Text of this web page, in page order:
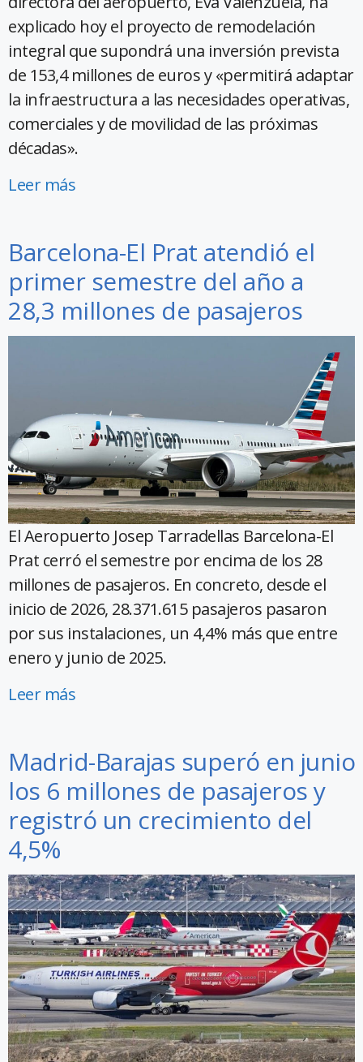
explicado hoy el proyecto de remodelación
integral que supondrá una inversión prevista
de 153,4 millones de euros y «permitirá adaptar
la infraestructura a las necesidades operativas,
comerciales y de movilidad de las próximas
décadas».
Leer más
Barcelona-El Prat atendió el
primer semestre del año a
28,3 millones de pasajeros
El Aeropuerto Josep Tarradellas Barcelona-El
Prat cerró el semestre por encima de los 28
millones de pasajeros. En concreto, desde el
inicio de 2026, 28.371.615 pasajeros pasaron
por sus instalaciones, un 4,4% más que entre
enero y junio de 2025.
Leer más
Madrid-Barajas superó en junio
los 6 millones de pasajeros y
registró un crecimiento del
4,5%